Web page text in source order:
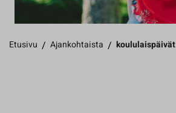
Etusivu / Ajankohtaista / koululaispäivät